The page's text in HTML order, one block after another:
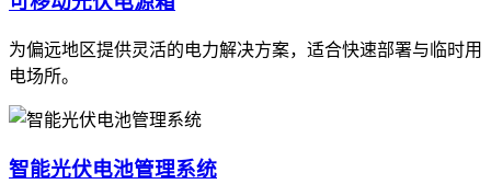
为偏远地区提供灵活的电力解决方案，适合快速部署与临时用
电场所。
智能光伏电池管理系统